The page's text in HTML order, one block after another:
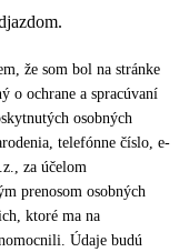
že som bol na stránke
o ochrane a spracúvaní
osobných
telefónne číslo, e-
za účelom
prenosom osobných
ktoré ma na
Údaje budú